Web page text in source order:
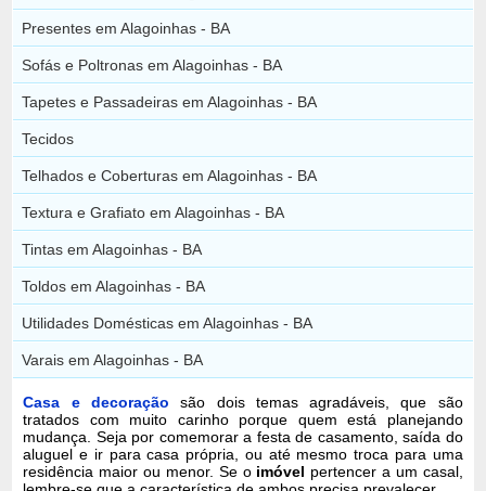
Presentes em Alagoinhas - BA
Sofás e Poltronas em Alagoinhas - BA
Tapetes e Passadeiras em Alagoinhas - BA
Tecidos
Telhados e Coberturas em Alagoinhas - BA
Textura e Grafiato em Alagoinhas - BA
Tintas em Alagoinhas - BA
Toldos em Alagoinhas - BA
Utilidades Domésticas em Alagoinhas - BA
Varais em Alagoinhas - BA
Casa e decoração são dois temas agradáveis, que são
tratados com muito carinho porque quem está planejando
mudança. Seja por comemorar a festa de casamento, saída do
aluguel e ir para casa própria, ou até mesmo troca para uma
residência maior ou menor. Se o imóvel pertencer a um casal,